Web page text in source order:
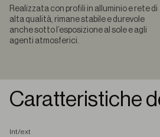
Realizzata con profili in alluminio e rete di
alta qualità, rimane stabile e durevole
anche sotto l’esposizione al sole e agli
agenti atmosferici.
Caratteristiche
Int/ext